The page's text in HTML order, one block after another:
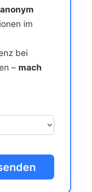
anonym
im
bei
– mach